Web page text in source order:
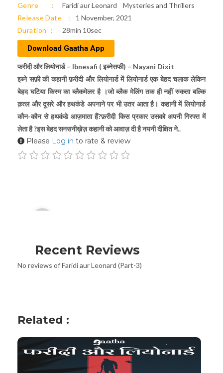
Genre Faridi aur Leonard
Mysteries and Thrillers
Release Date
1 November, 2021
Duration
28min 10sec
Download Gaatha App
फरीदी और लियोनार्ड – Ibnesafi ( इब्नेसफी) – Nayani Dixit
इब्ने सफ़ी की कहानी फ़रीदी और लियोनार्ड में लियोनार्ड एक बेहद चलाक लेकिन
बेहद घटिया किस्म का ब्लैकमेलर है ।जो ब्लैक मेलिंग तक ही नहीं रुकता बल्कि
क़त्ल और दूसरे और हथकंडे अपनाने पर भी उतर आता है। कहानी में लियोनार्ड
कौन-कौन से हथकंडे आज़माता हैं?फ़रीदी किस प्रकार उसको अपनी गिरफ्त में
लेता है ?इस बेहद सनसनीख़ेज़ कहानी को आवाज़ दी है नयनी दीक्षित ने..
Please Log in to rate & review
Player
Recent Reviews
No reviews of Faridi aur Leonard (Part-3)
Related :